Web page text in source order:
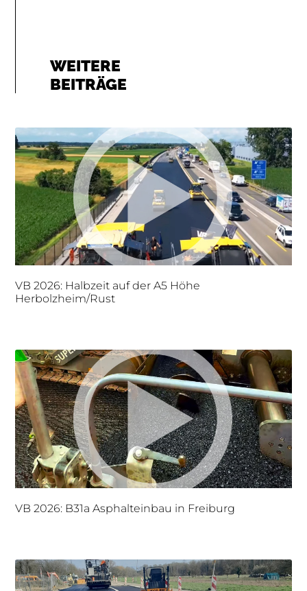
WEITERE
BEITRÄGE
VB 2026: Halbzeit auf der A5 Höhe
Herbolzheim/Rust
VB 2026: B31a Asphalteinbau in Freiburg